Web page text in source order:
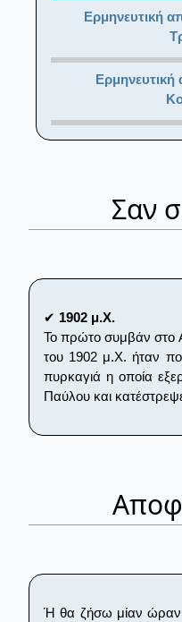
Ερμηνευτική
Σαν
✔ 1902 μ.Χ.
Το πρώτο συμβάν στο
του 1902 μ.Χ. ήταν
πυρκαγιά η οποία
Παύλου και
Ή θα ζήσω μίαν ώραν